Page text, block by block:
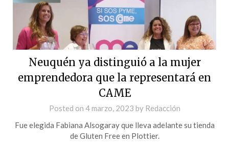
Neuquén ya distinguió a la mujer
emprendedora que la representará en
CAME
Posted on 4 marzo, 2023 by Redacción
Fue elegida Fabiana Alsogaray que lleva adelante su tienda
de Gluten Free en Plottier.